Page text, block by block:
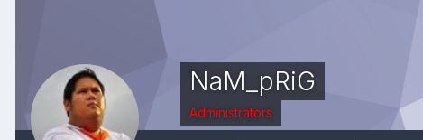
NaM_pRiG
Administrators